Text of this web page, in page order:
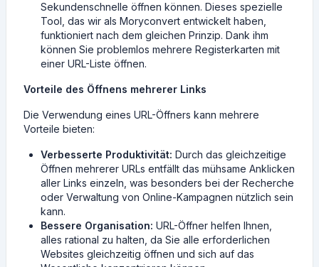
Sekundenschnelle öffnen können. Dieses spezielle
Tool, das wir als Moryconvert entwickelt haben,
funktioniert nach dem gleichen Prinzip. Dank ihm
können Sie problemlos mehrere Registerkarten mit
einer URL-Liste öffnen.
Vorteile des Öffnens mehrerer Links
Die Verwendung eines URL-Öffners kann mehrere
Vorteile bieten:
Verbesserte Produktivität: Durch das gleichzeitige
Öffnen mehrerer URLs entfällt das mühsame Anklicken
aller Links einzeln, was besonders bei der Recherche
oder Verwaltung von Online-Kampagnen nützlich sein
kann.
Bessere Organisation: URL-Öffner helfen Ihnen,
alles rational zu halten, da Sie alle erforderlichen
Websites gleichzeitig öffnen und sich auf das